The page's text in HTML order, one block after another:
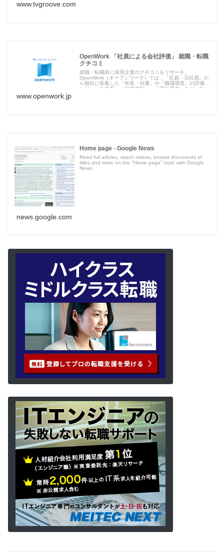
www.tvgroove.com
OpenWork 「社員による会社評価」 就職・転職
クチコミ
就職・転職前に採用企業のクチコミをリサーチ。
OpenWork（オープンワーク）では、「社員・元社員」か
ら独自に収集した「年収・待遇」や「職場環境」の評価・
レビューを共有。「組織体制」、「退社理由」など、8カ
www.openwork.jp
Home page - Google News
Read full articles, watch videos, browse thousands of
titles and more on the "Home page" topic with Google
News.
news.google.com